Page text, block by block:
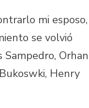
mi esposo,
se volvió
Sampedro, Orhan
Henry